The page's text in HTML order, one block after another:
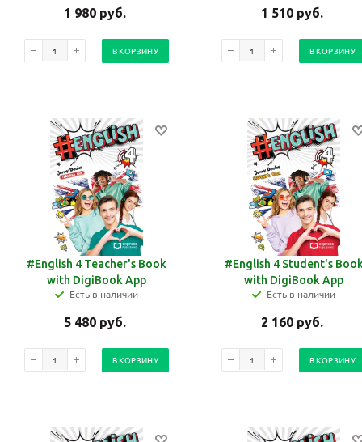
1 980 руб.
В КОРЗИНУ
1 510 руб.
В КОРЗИНУ
#English 4 Teacher's Book
with DigiBook App
Есть в наличии
5 480 руб.
В КОРЗИНУ
#English 4 Student's
with DigiBook App
Есть в наличии
2 160 руб.
В КОРЗИНУ